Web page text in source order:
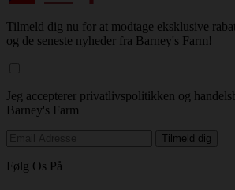
Tilmeld dig nu for at modtage eksklusive
og de seneste nyheder fra Barney's Farm!
Jeg accepterer privatlivspolitikken og
Barney's Farm
Følg Os På